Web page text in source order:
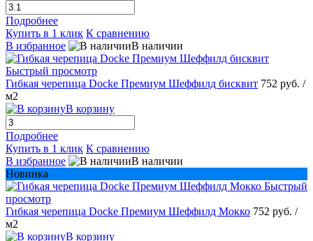
Подробнее
Купить в 1 клик К сравнению
В избранное
В наличии
Быстрый просмотр
Гибкая черепица Docke Премиум Шеффилд бисквит 752 руб. /
м2
В корзину
Подробнее
Купить в 1 клик К сравнению
В избранное
В наличии
Новинка
Быстрый
просмотр
Гибкая черепица Docke Премиум Шеффилд Мокко 752 руб. /
м2
В корзину